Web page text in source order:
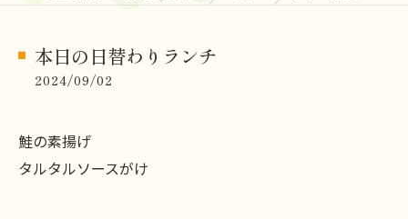
本日の日替わりランチ
2024/09/02
鮭の素揚げ
タルタルソースがけ